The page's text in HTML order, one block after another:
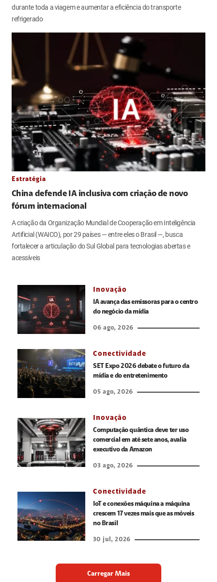
durante toda a viagem e aumentar a eficiência do transporte
refrigerado
Estratégia
China defende IA inclusiva com criação de novo
fórum internacional
A criação da Organização Mundial de Cooperação em Inteligência
Artificial (WAICO), por 29 países — entre eles o Brasil —, busca
fortalecer a articulação do Sul Global para tecnologias abertas e
acessíveis
Inovação
IA avança das emissoras para o centro
do negócio da mídia
06 ago, 2026
Conectividade
SET Expo 2026 debate o futuro da
mídia e do entretenimento
05 ago, 2026
Inovação
Computação quântica deve ter uso
comercial em até sete anos, avalia
executivo da Amazon
03 ago, 2026
Conectividade
IoT e conexões máquina a máquina
crescem 17 vezes mais que as móveis
no Brasil
30 jul, 2026
Carregar Mais